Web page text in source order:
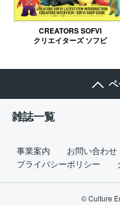
CREATORS SOFVI
クリエイターズ ソフビ
雑誌一覧
事業案内 お問い合わせ
プライバシーポリシー
© Culture